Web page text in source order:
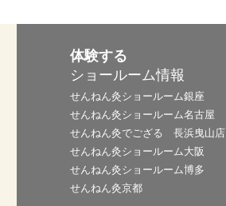
体験する
ショールーム情報
せんねん灸ショールーム銀座
せんねん灸ショールーム名古屋
せんねん灸でござる 長浜曳山店
せんねん灸ショールーム大阪
せんねん灸ショールーム博多
せんねん灸京都